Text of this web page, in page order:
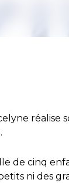
réalise
de cinq
ni des